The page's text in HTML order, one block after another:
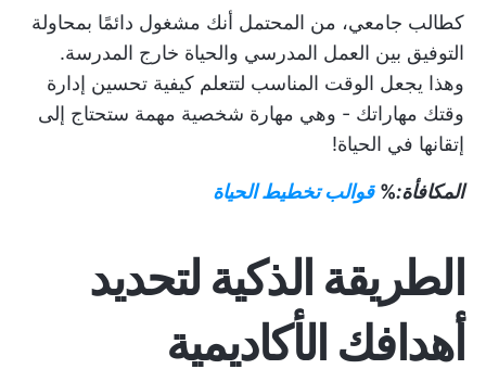
كطالب جامعي، من المحتمل أنك مشغول دائمًا بمحاولة
التوفيق بين العمل المدرسي والحياة خارج المدرسة.
وهذا يجعل الوقت المناسب لتتعلم كيفية تحسين إدارة
وقتك مهاراتك - وهي مهارة شخصية مهمة ستحتاج إلى
إتقانها في الحياة!
المكافأة:% قوالب تخطيط الحياة
الطريقة الذكية لتحديد
أهدافك الأكاديمية